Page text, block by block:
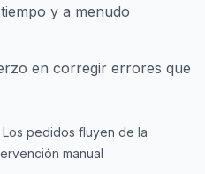
y a menudo
en corregir errores que
Los pedidos fluyen de la
manual